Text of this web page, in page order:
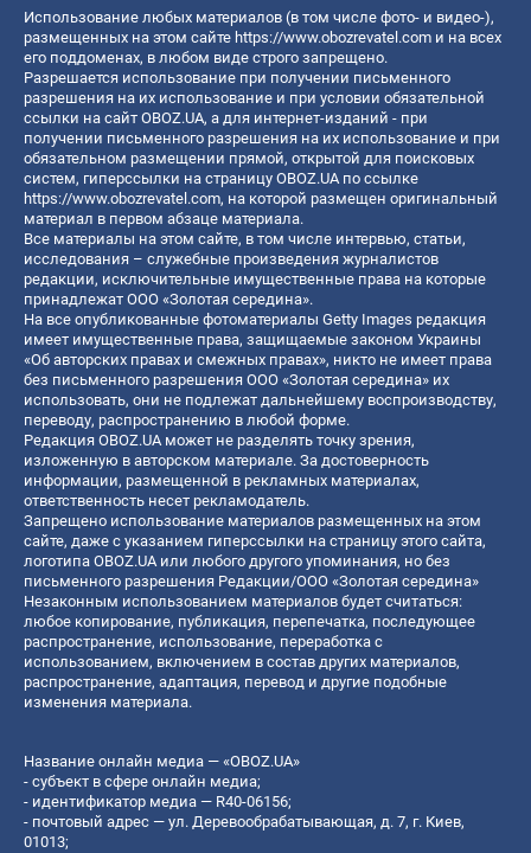
Использование любых материалов (в том числе фото- и видео-),
размещенных на этом сайте https://www.obozrevatel.com и на всех
его поддоменах, в любом виде строго запрещено.
Разрешается использование при получении письменного
разрешения на их использование и при условии обязательной
ссылки на сайт OBOZ.UA, а для интернет-изданий - при
получении письменного разрешения на их использование и при
обязательном размещении прямой, открытой для поисковых
систем, гиперссылки на страницу OBOZ.UA по ссылке
https://www.obozrevatel.com, на которой размещен оригинальный
материал в первом абзаце материала.
Все материалы на этом сайте, в том числе интервью, статьи,
исследования – служебные произведения журналистов
редакции, исключительные имущественные права на которые
принадлежат ООО «Золотая середина».
На все опубликованные фотоматериалы Getty Images редакция
имеет имущественные права, защищаемые законом Украины
«Об авторских правах и смежных правах», никто не имеет права
без письменного разрешения ООО «Золотая середина» их
использовать, они не подлежат дальнейшему воспроизводству,
переводу, распространению в любой форме.
Редакция OBOZ.UA может не разделять точку зрения,
изложенную в авторском материале. За достоверность
информации, размещенной в рекламных материалах,
ответственность несет рекламодатель.
Запрещено использование материалов размещенных на этом
сайте, даже с указанием гиперссылки на страницу этого сайта,
логотипа OBOZ.UA или любого другого упоминания, но без
письменного разрешения Редакции/ООО «Золотая середина»
Незаконным использованием материалов будет считаться:
любое копирование, публикация, перепечатка, последующее
распространение, использование, переработка с
использованием, включением в состав других материалов,
распространение, адаптация, перевод и другие подобные
изменения материала.
Название онлайн медиа — «OBOZ.UA»
- субъект в сфере онлайн медиа;
- идентификатор медиа — R40-06156;
- почтовый адрес — ул. Деревообрабатывающая, д. 7, г. Киев,
01013;